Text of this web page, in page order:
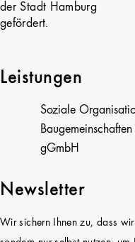
der Stadt Hamburg
gefördert.
Leistungen
Soziale
Baugemeinschaften
gGmbH
Newsletter
Wir sichern Ihnen zu, dass